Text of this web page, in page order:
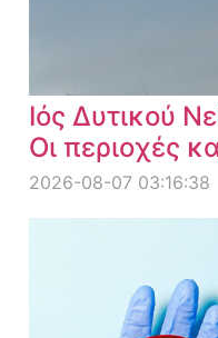
Ιός Δυτικού
Οι περιοχές
2026-08-07 03:16:38